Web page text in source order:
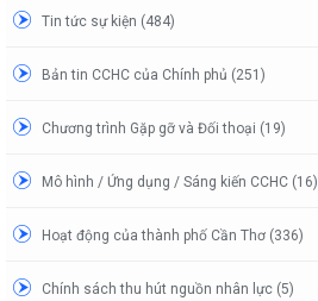
Tin tức sự kiện (484)
Bản tin CCHC của Chính phủ (251)
Chương trình Gặp gỡ và Đối thoại (19)
Mô hình / Ứng dụng / Sáng kiến CCHC (16)
Hoạt động của thành phố Cần Thơ (336)
Chính sách thu hút nguồn nhân lực (5)